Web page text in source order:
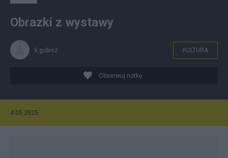
Obrazki z wystawy
k.gobisz KULTURA
Obserwuj notkę
4.05.2025